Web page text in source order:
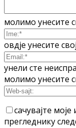
молимо унесите
овдје унесите
унели сте
молимо унесите
сачувајте
прегледнику